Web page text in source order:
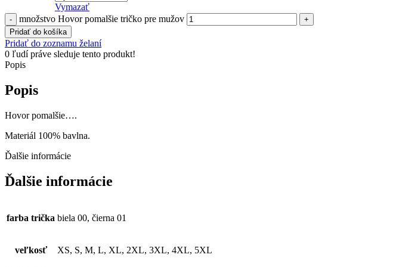
Vymazať
množstvo Hovor pomalšie tričko pre mužov
Pridať do košíka
Pridať do zoznamu želaní
0 ľudí práve sleduje tento produkt!
Popis
Popis
Hovor pomalšie….
Materiál 100% bavlna.
Ďalšie informácie
Ďalšie informácie
farba trička biela 00, čierna 01
veľkosť XS, S, M, L, XL, 2XL, 3XL, 4XL, 5XL